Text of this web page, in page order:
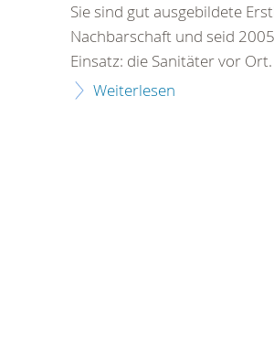
Sie sind gut ausgebildete
Nachbarschaft und seid
Einsatz: die Sanitäter vor Ort.
Weiterlesen